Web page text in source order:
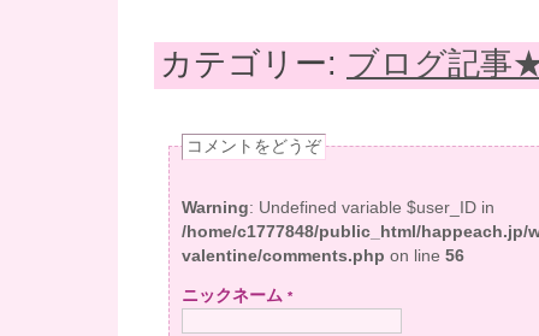
カテゴリー: ブログ記事
コメントをどうぞ
Warning
: Undefined variable $user_ID in
/home/c1777848/public_html/happeach.jp/
valentine/comments.php on line 56
ニックネーム *